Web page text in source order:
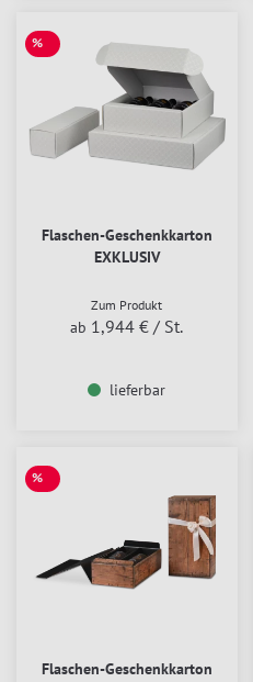
%
Flaschen-Geschenkkarton
EXKLUSIV
Zum Produkt
ab 1,944 € / St.
lieferbar
%
Flaschen-Geschenkkarton